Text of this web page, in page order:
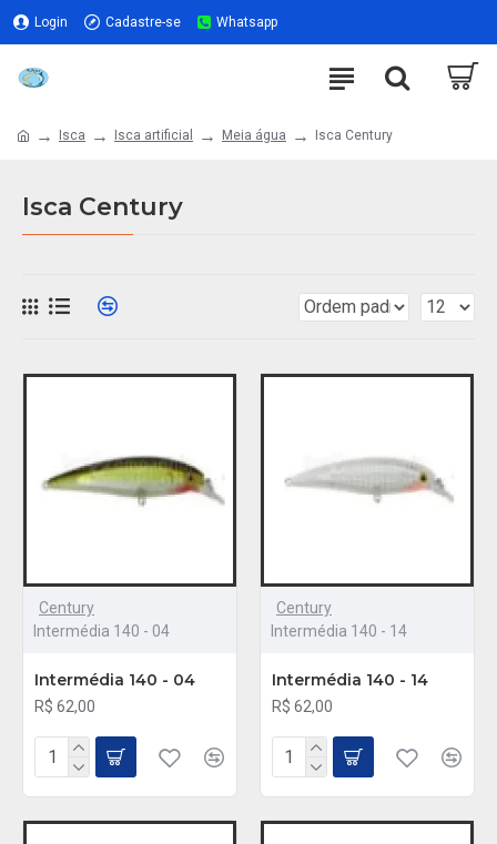
Login Cadastre-se Whatsapp
Isca Isca artificial Meia água Isca Century
Isca Century
Century
Intermédia 140 - 04
Intermédia 140 - 04
R$ 62,00
Century
Intermédia 140 - 14
Intermédia 140 - 14
R$ 62,00